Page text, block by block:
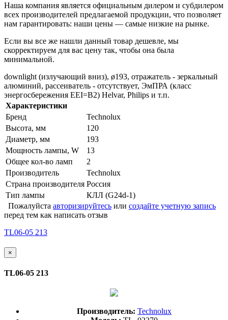
Наша компания является официальным дилером и субдилером
всех производителей предлагаемой продукции, что позволяет
нам гарантировать: наши цены — самые низкие на рынке.
Если вы все же нашли данный товар дешевле, мы
скорректируем для вас цену так, чтобы она была
минимальной.
downlight (излучающий вниз), ø193, отражатель - зеркальный
алюминий, рассеиватель - отсутствует, ЭмПРА (класс
энергосбережения EEI=B2) Helvar, Philips и т.п.
Характеристики
Бренд
Technolux
Высота, мм
120
Диаметр, мм
193
Мощность лампы, W
13
Общее кол-во ламп
2
Производитель
Technolux
Страна производителя Россия
Тип лампы
КЛЛ (G24d-1)
Пожалуйста авторизируйтесь или создайте учетную запись
перед тем как написать отзыв
TL06-05 213
×
TL06-05 213
Производитель: Technolux